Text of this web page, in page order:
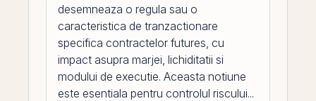
desemneaza o regula sau o
caracteristica de tranzactionare
specifica contractelor futures, cu
impact asupra marjei, lichiditatii si
modului de executie. Aceasta notiune
este esentiala pentru controlul riscului...